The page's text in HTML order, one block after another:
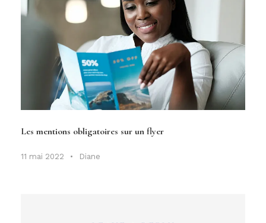
Les mentions obligatoires sur un flyer
11 mai 2022 • Diane